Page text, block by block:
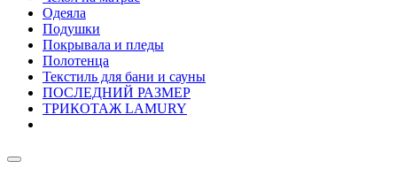
Одеяла
Подушки
Покрывала и пледы
Полотенца
Текстиль для бани и сауны
ПОСЛЕДНИЙ РАЗМЕР
ТРИКОТАЖ LAMURY